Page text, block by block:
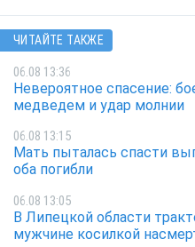
ЧИТАЙТЕ ТАКЖЕ
06.08 13:36
Невероятное спасение:
медведем и удар молнии
06.08 13:15
Мать пыталась спасти
оба погибли
06.08 13:05
В Липецкой области
мужчине косилкой